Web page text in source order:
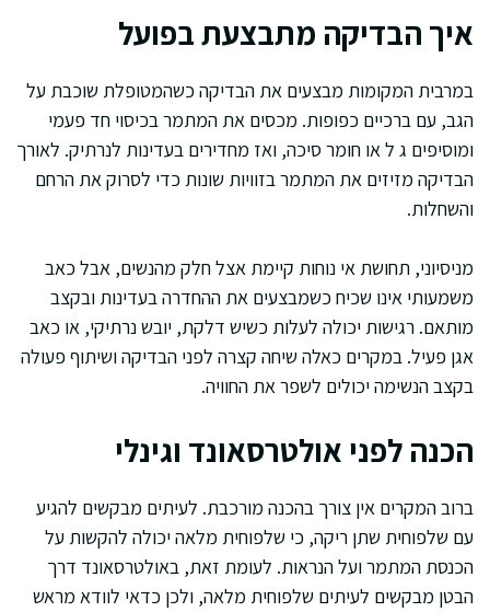
איך הבדיקה מתבצעת בפועל
במרבית המקומות מבצעים את הבדיקה כשהמטופלת שוכבת על
הגב, עם ברכיים כפופות. מכסים את המתמר בכיסוי חד פעמי
ומוסיפים ג ל או חומר סיכה, ואז מחדירים בעדינות לנרתיק. לאורך
הבדיקה מזיזים את המתמר בזוויות שונות כדי לסרוק את הרחם
והשחלות.
מניסיוני, תחושת אי נוחות קיימת אצל חלק מהנשים, אבל כאב
משמעותי אינו שכיח כשמבצעים את ההחדרה בעדינות ובקצב
מותאם. רגישות יכולה לעלות כשיש דלקת, יובש נרתיקי, או כאב
אגן פעיל. במקרים כאלה שיחה קצרה לפני הבדיקה ושיתוף פעולה
בקצב הנשימה יכולים לשפר את החוויה.
הכנה לפני אולטרסאונד וגינלי
ברוב המקרים אין צורך בהכנה מורכבת. לעיתים מבקשים להגיע
עם שלפוחית שתן ריקה, כי שלפוחית מלאה יכולה להקשות על
הכנסת המתמר ועל הנראות. לעומת זאת, באולטרסאונד דרך
הבטן מבקשים לעיתים שלפוחית מלאה, ולכן כדאי לוודא מראש